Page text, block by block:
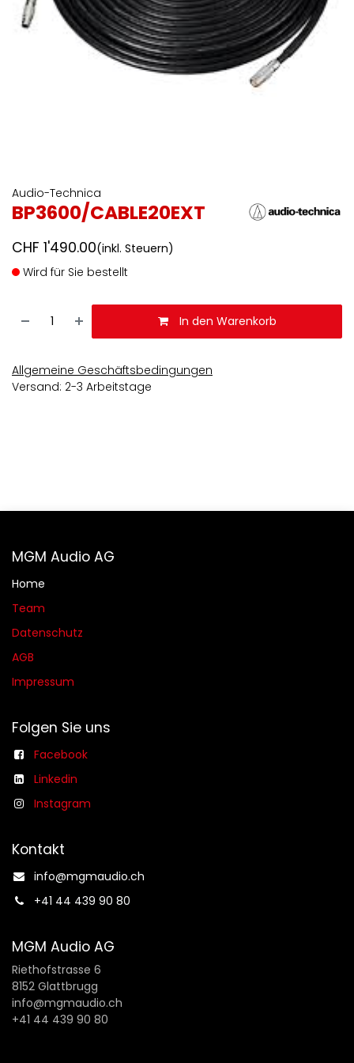
Audio-Technica
BP3600/CABLE20EXT
CHF 1'490.00(inkl. Steuern)
Wird für Sie bestellt
In den Warenkorb
Allgemeine Geschäftsbedingungen
Versand: 2-3 Arbeitstage
MGM Audio AG
Home
Team
Datenschutz
AGB​​
Impressum
Folgen Sie uns
Facebook
Linkedin
Instagram
Kontakt
info@mgmaudio.ch​
+41 44 439 90 80
MGM Audio AG
Riethofstrasse 6
8152 Glattbrugg
info@mgmaudio.ch
+41 44 439 90 80